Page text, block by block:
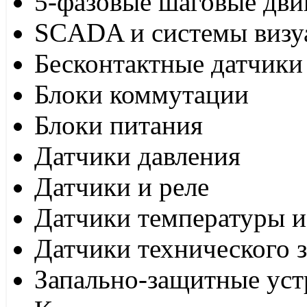
SCADA и системы
Бесконтактные датчики
Блоки коммутации
Блоки питания
Датчики давления
Датчики и реле
Датчики температуры
Датчики технического
Запально-защитные